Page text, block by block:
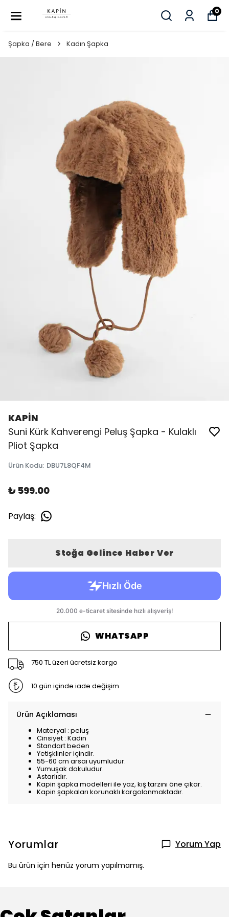
0
Şapka / Bere Kadın Şapka
KAPİN
Suni Kürk Kahverengi Peluş Şapka - Kulaklı
Pliot Şapka
Ürün Kodu: DBU7L8QF4M
₺ 599.00
Paylaş:
Stoğa Gelince Haber Ver
WHATSAPP
750 TL üzeri ücretsiz kargo
10 gün içinde iade değişim
Ürün Açıklaması
Materyal : peluş
Cinsiyet : Kadın
Standart beden
Yetişklinler içindir.
55-60 cm arsaı uyumludur.
Yumuşak dokuludur.
Astarlıdır.
Kapin şapka modelleri ile yaz, kış tarzını öne çıkar.
Kapin şapkaları korunaklı kargolanmaktadır.
Yorumlar Yorum Yap
Bu ürün için henüz yorum yapılmamış.